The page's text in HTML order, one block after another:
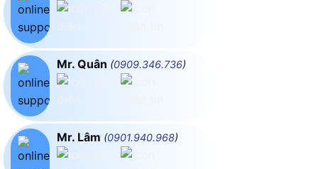
Mr. Quân (0909.346.736)
Mr. Lâm (0901.940.968)